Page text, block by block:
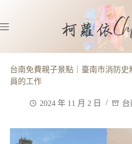
主
內
台南免費親子景點｜臺南市消防
員的工作
2024 年 11 月 2 日 台